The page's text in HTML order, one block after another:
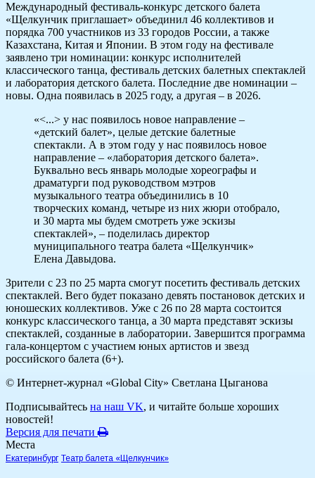
Международный фестиваль-конкурс детского балета
«Щелкунчик приглашает» объединил 46 коллективов и
порядка 700 участников из 33 городов России, а также
Казахстана, Китая и Японии. В этом году на фестивале
заявлено три номинации: конкурс исполнителей
классического танца, фестиваль детских балетных спектаклей
и лаборатория детского балета. Последние две номинации –
новы. Одна появилась в 2025 году, а другая – в 2026.
«<...> у нас появилось новое направление –
«детский балет», целые детские балетные
спектакли. А в этом году у нас появилось новое
направление – «лаборатория детского балета».
Буквально весь январь молодые хореографы и
драматурги под руководством мэтров
музыкального театра объединились в 10
творческих команд, четыре из них жюри отобрало,
и 30 марта мы будем смотреть уже эскизы
спектаклей», – поделилась директор
муниципального театра балета «Щелкунчик»
Елена Давыдова.
Зрители с 23 по 25 марта смогут посетить фестиваль детских
спектаклей. Вего будет показано девять постановок детских и
юношеских коллективов. Уже с 26 по 28 марта состоится
конкурс классического танца, а 30 марта представят эскизы
спектаклей, созданные в лаборатории. Завершится программа
гала-концертом с участием юных артистов и звезд
российского балета (6+).
© Интернет-журнал «Global City» Светлана Цыганова
Подписывайтесь на наш VK, и читайте больше хороших
новостей!
Версия для печати
Места
Екатеринбург Теaтр балета «Щелкунчик»